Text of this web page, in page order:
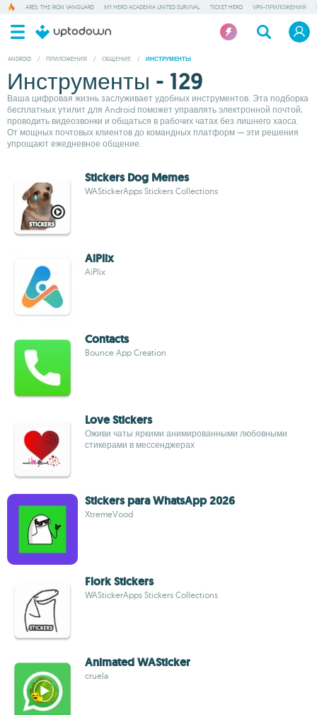
ARES: THE IRON VANGUARD MY HERO ACADEMIA UNITED SURVIVAL TICKET HERO VPN-ПРИЛОЖЕНИЯ
ANDROID / ПРИЛОЖЕНИЯ / ОБЩЕНИЕ / ИНСТРУМЕНТЫ
Инструменты - 129
Ваша цифровая жизнь заслуживает удобных инструментов. Эта подборка
бесплатных утилит для Android поможет управлять электронной почтой,
проводить видеозвонки и общаться в рабочих чатах без лишнего хаоса.
От мощных почтовых клиентов до командных платформ — эти решения
упрощают ежедневное общение.
Stickers Dog Memes
WAStickerApps Stickers Collections
AiPlix
AiPlix
Contacts
Bounce App Creation
Love Stickers
Оживи чаты яркими анимированными любовными
стикерами в мессенджерах
Stickers para WhatsApp 2026
XtremeVood
Flork Stickers
WAStickerApps Stickers Collections
Animated WASticker
cruela